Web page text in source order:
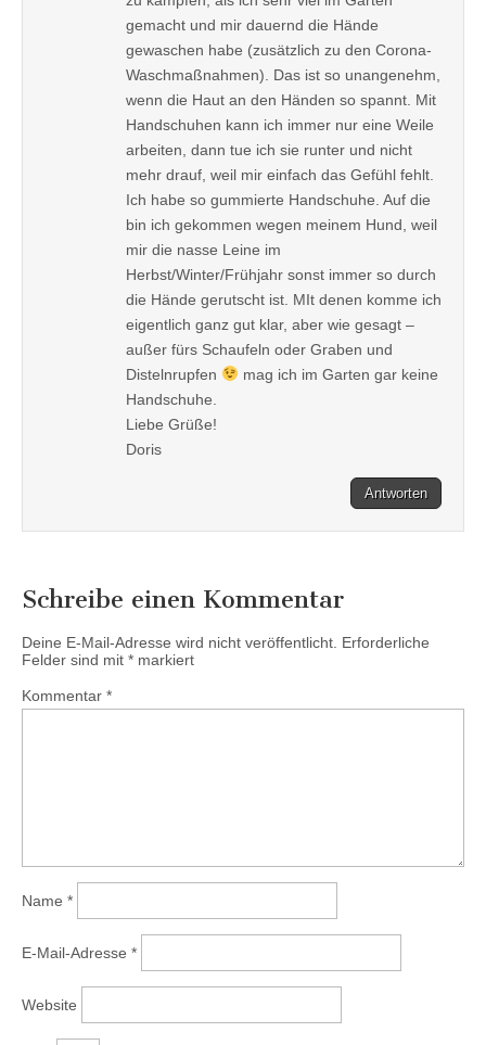
gemacht und mir dauernd die Hände
gewaschen habe (zusätzlich zu den Corona-
Waschmaßnahmen). Das ist so unangenehm,
wenn die Haut an den Händen so spannt. Mit
Handschuhen kann ich immer nur eine Weile
arbeiten, dann tue ich sie runter und nicht
mehr drauf, weil mir einfach das Gefühl fehlt.
Ich habe so gummierte Handschuhe. Auf die
bin ich gekommen wegen meinem Hund, weil
mir die nasse Leine im
Herbst/Winter/Frühjahr sonst immer so durch
die Hände gerutscht ist. MIt denen komme ich
eigentlich ganz gut klar, aber wie gesagt –
außer fürs Schaufeln oder Graben und
Distelnrupfen
mag ich im Garten gar keine
Handschuhe.
Liebe Grüße!
Doris
Antworten
Schreibe einen Kommentar
Deine E-Mail-Adresse wird nicht veröffentlicht. Erforderliche
Felder sind mit * markiert
Kommentar *
Name *
E-Mail-Adresse *
Website